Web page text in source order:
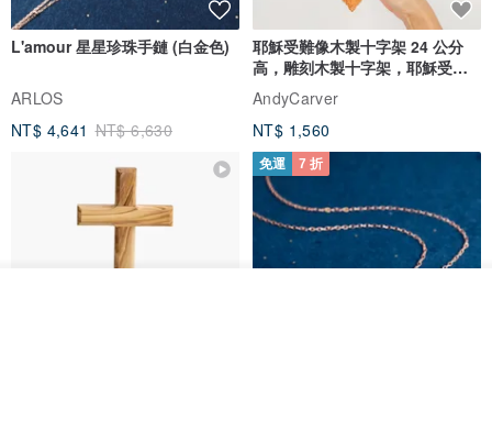
L'amour 星星珍珠手鏈 (白金色)
ARLOS
NT$ 4,641 NT$ 6,630
耶穌受難像木製十字架 24 公分
高，雕刻木製十字架，耶穌受難
像天主教十字架
AndyCarver
NT$ 1,560
免運 7 折